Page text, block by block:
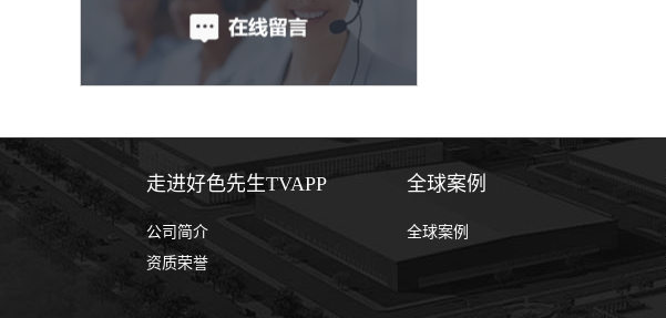
走进好色先生TVAPP
公司简介
资质荣誉
全球案例
全球案例